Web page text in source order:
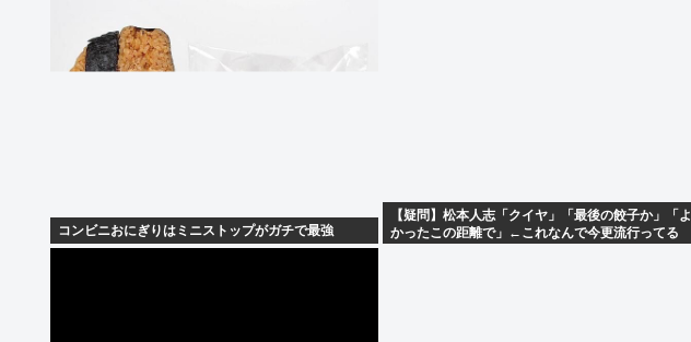
コンビニおにぎりはミニストップがガチで最強
【疑問】松本人志「クイヤ」「最後の餃子か」「よ
かったこの距離で」←これなんで今更流行ってる